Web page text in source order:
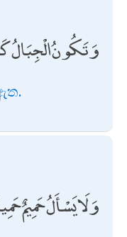
وَتَكُونُ الْجِبَالُ
وَلَا يَسْأَلُ حَمِيمٌ